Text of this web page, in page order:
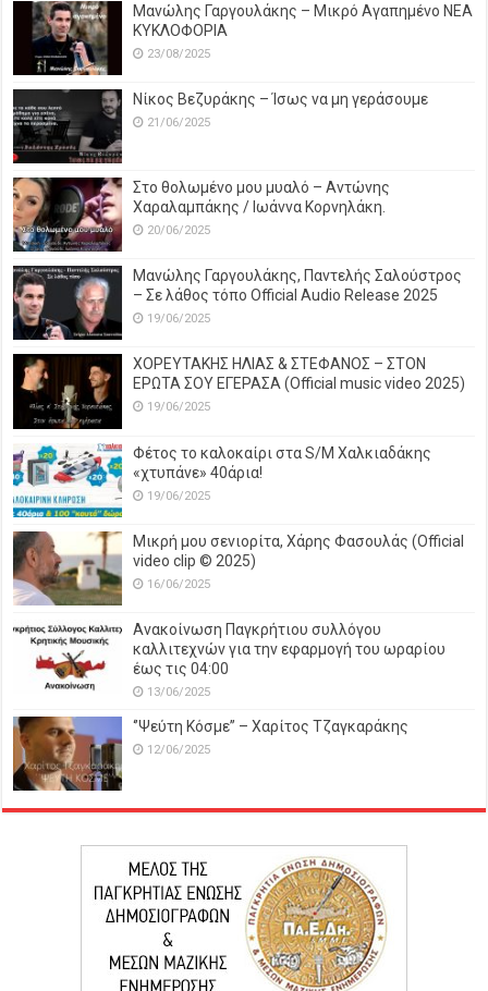
Μανώλης Γαργουλάκης – Μικρό Αγαπημένο NEΑ
ΚΥΚΛΟΦΟΡΙΑ
23/08/2025
Νίκος Βεζυράκης – Ίσως να μη γεράσουμε
21/06/2025
Στο θολωμένο μου μυαλό – Αντώνης
Χαραλαμπάκης / Ιωάννα Κορνηλάκη.
20/06/2025
Μανώλης Γαργουλάκης, Παντελής Σαλούστρος
– Σε λάθος τόπο Official Audio Release 2025
19/06/2025
ΧΟΡΕΥΤΑΚΗΣ ΗΛΙΑΣ & ΣΤΕΦΑΝΟΣ – ΣΤΟΝ
ΕΡΩΤΑ ΣΟΥ ΕΓΕΡΑΣΑ (Official music video 2025)
19/06/2025
Φέτος το καλοκαίρι στα S/M Χαλκιαδάκης
«χτυπάνε» 40άρια!
19/06/2025
Μικρή μου σενιορίτα, Χάρης Φασουλάς (Official
video clip © 2025)
16/06/2025
Ανακοίνωση Παγκρήτιου συλλόγου
καλλιτεχνών για την εφαρμογή του ωραρίου
έως τις 04:00
13/06/2025
‘’Ψεύτη Κόσμε’’ – Χαρίτος Τζαγκαράκης
12/06/2025